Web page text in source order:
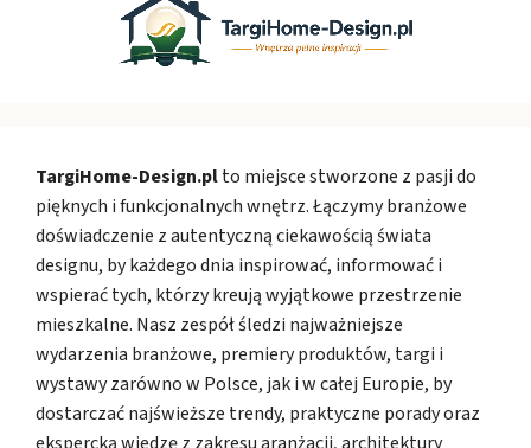
TargiHome-Design.plto miejsce stworzone z pasji do
pięknych i funkcjonalnych wnętrz. Łączymy branżowe
doświadczenie z autentyczną ciekawością świata
designu, by każdego dnia inspirować, informować i
wspierać tych, którzy kreują wyjątkowe przestrzenie
mieszkalne. Nasz zespół śledzi najważniejsze
wydarzenia branżowe, premiery produktów, targi i
wystawy zarówno w Polsce, jak i w całej Europie, by
dostarczać najświeższe trendy, praktyczne porady oraz